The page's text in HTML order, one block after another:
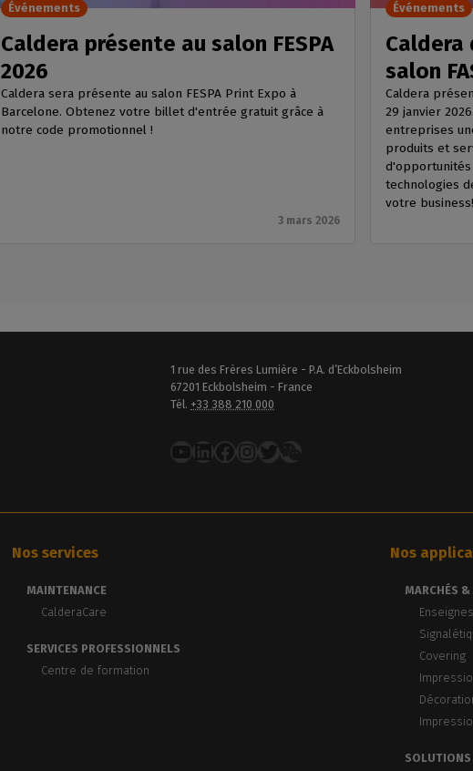
Caldera présente au salon FESPA
2026
Caldera sera présente au salon FESPA Print Expo à
Barcelone. Obtenez votre billet d'entrée gratuit grâce à
notre code promotionnel !
3 mars 2026
Événements
Caldera
salon
Caldera
29 janvier
entreprises
produits et
d'opportunités
technologies
votre business!
Événements
1 rue des Frères Lumière - P.A. d’Eckbolsheim
67201 Eckbolsheim - France
Tél. +33 388 210 000
YouTube
LinkedIn
Facebook
Instagram
Twitter
Nos services
MAINTENANCE
CalderaCare
SERVICES PROFESSIONNELS
Centre de formation
Nos
MARCHÉS
Covering
SOLUTIONS